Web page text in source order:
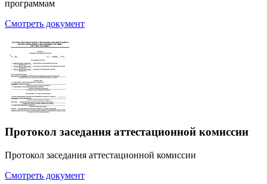
программам
Смотреть документ
Протокол заседания аттестационной комиссии
Протокол заседания аттестационной комиссии
Смотреть документ